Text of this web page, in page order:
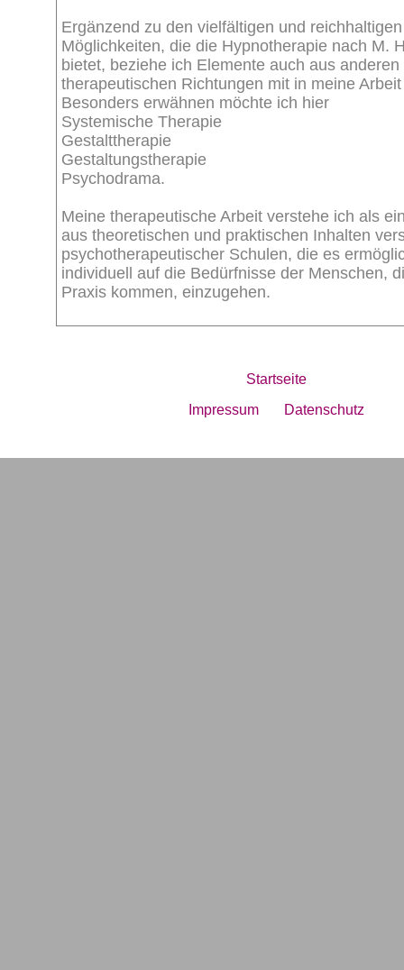
Ergänzend zu den vielfältigen und reichhaltigen
Möglichkeiten, die die Hypnotherapie nach M.
bietet, beziehe ich Elemente auch aus anderen
therapeutischen Richtungen mit in meine
Besonders erwähnen möchte ich hier
Systemische Therapie
Gestalttherapie
Gestaltungstherapie
Psychodrama.
Meine therapeutische Arbeit verstehe ich als
aus theoretischen und praktischen Inhalten
psychotherapeutischer Schulen, die es
individuell auf die Bedürfnisse der Menschen,
Praxis kommen, einzugehen.
Startseite
Impressum
Datenschutz